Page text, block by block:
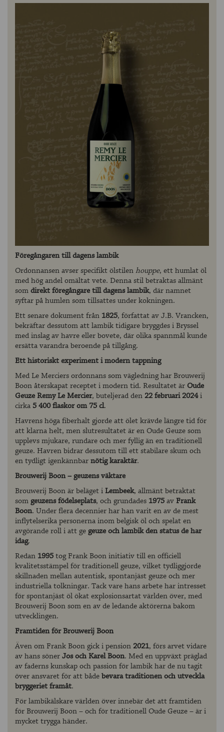
Föregångaren till dagens lambik
Ordonnansen avser specifikt ölstilenhouppe, ett humlat öl
med hög andel omältat vete. Denna stil betraktas allmänt
somdirekt föregångare till dagens lambik, där namnet
syftar på humlen som tillsattes under kokningen.
Ett senare dokument från 1825, författat av J.B. Vrancken,
bekräftar dessutom att lambik tidigare bryggdes i Bryssel
med inslag av havre eller bovete, där olika spannmål kunde
ersätta varandra beroende på tillgång.
Ett historiskt experiment i modern tappning
Med Le Merciers ordonnans som vägledning har Brouwerij
Boon återskapat receptet i modern tid. Resultatet är Oude
Geuze Remy Le Mercier, buteljerad den 22 februari 2024i
cirka5 400 flaskor om 75 cl.
Havrens höga fiberhalt gjorde att ölet krävde längre tid för
att klarna helt, men slutresultatet är en Oude Geuze som
upplevs mjukare, rundare och mer fyllig än en traditionell
geuze. Havren bidrar dessutom till ett stabilare skum och
en tydligt igenkännbarnötig karaktär.
Brouwerij Boon – geuzens väktare
Brouwerij Boon är beläget iLembeek, allmänt betraktat
somgeuzens födelseplats, och grundades 1975avFrank
Boon. Under flera decennier har han varit en av de mest
inflytelserika personerna inom belgisk öl och spelat en
avgörande roll i att gegeuze och lambik den status de har
idag.
Redan 1995tog Frank Boon initiativ till en officiell
kvalitetsstämpel för traditionell geuze, vilket tydliggjorde
skillnaden mellan autentisk, spontanjäst geuze och mer
industriella tolkningar. Tack vare hans arbete har intresset
för spontanjäst öl ökat explosionsartat världen över, med
Brouwerij Boon som en av de ledande aktörerna bakom
utvecklingen.
Framtiden för Brouwerij Boon
Även om Frank Boon gick i pension 2021, förs arvet vidare
av hans sönerJos och Karel Boon. Med en uppväxt präglad
av faderns kunskap och passion för lambik har de nu tagit
över ansvaret för att bådebevara traditionen och utveckla
bryggeriet framåt.
För lambikälskare världen över innebär det att framtiden
för Brouwerij Boon – och för traditionell Oude Geuze – är i
mycket trygga händer.